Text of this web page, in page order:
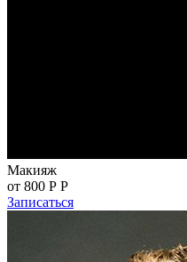
Макияж
от 800 Р Р
Записаться